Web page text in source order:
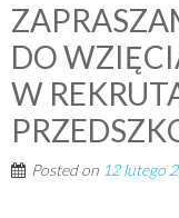
DO
W
Posted on 12 lutego